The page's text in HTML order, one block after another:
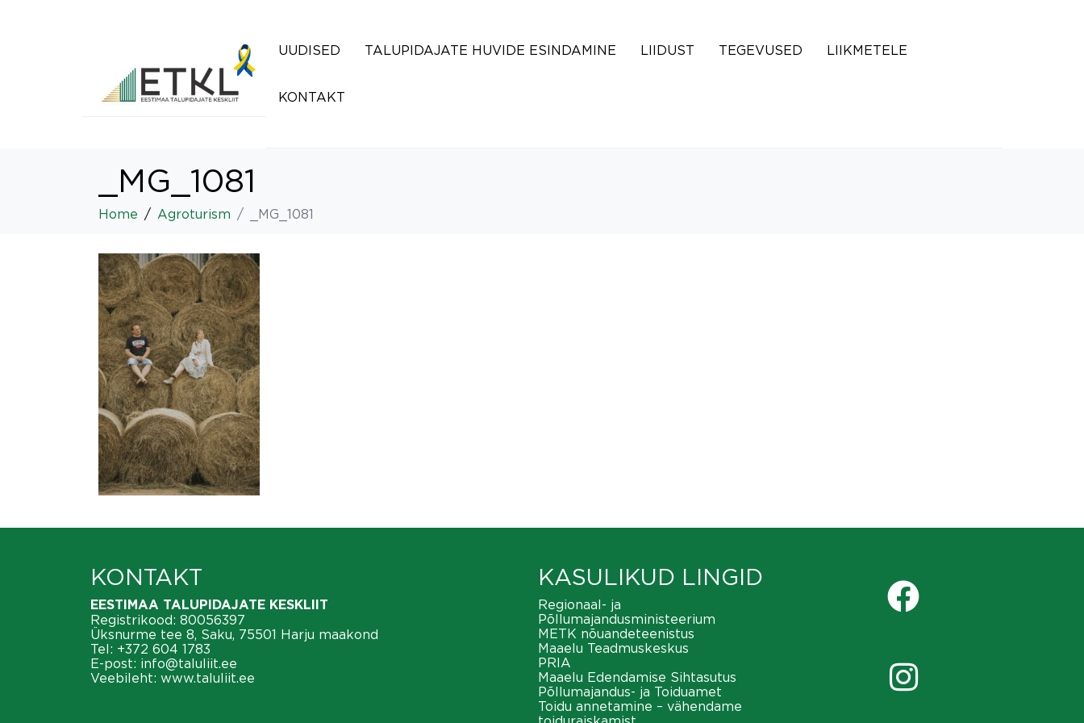
UUDISED TALUPIDAJATE HUVIDE ESINDAMINE LIIDUST TEGEVUSED LIIKMETELE
KONTAKT
_MG_1081
Home Agroturism _MG_1081
KONTAKT
EESTIMAA TALUPIDAJATE KESKLIIT
Registrikood: 80056397
Üksnurme tee 8, Saku, 75501 Harju maakond
Tel: +372 604 1783
E-post: info@taluliit.ee
Veebileht: www.taluliit.ee
KASULIKUD LINGID
Regionaal- ja
Põllumajandusministeerium
METK nõuandeteenistus
Maaelu Teadmuskeskus
PRIA
Maaelu Edendamise Sihtasutus
Põllumajandus- ja Toiduamet
Toidu annetamine – vähendame